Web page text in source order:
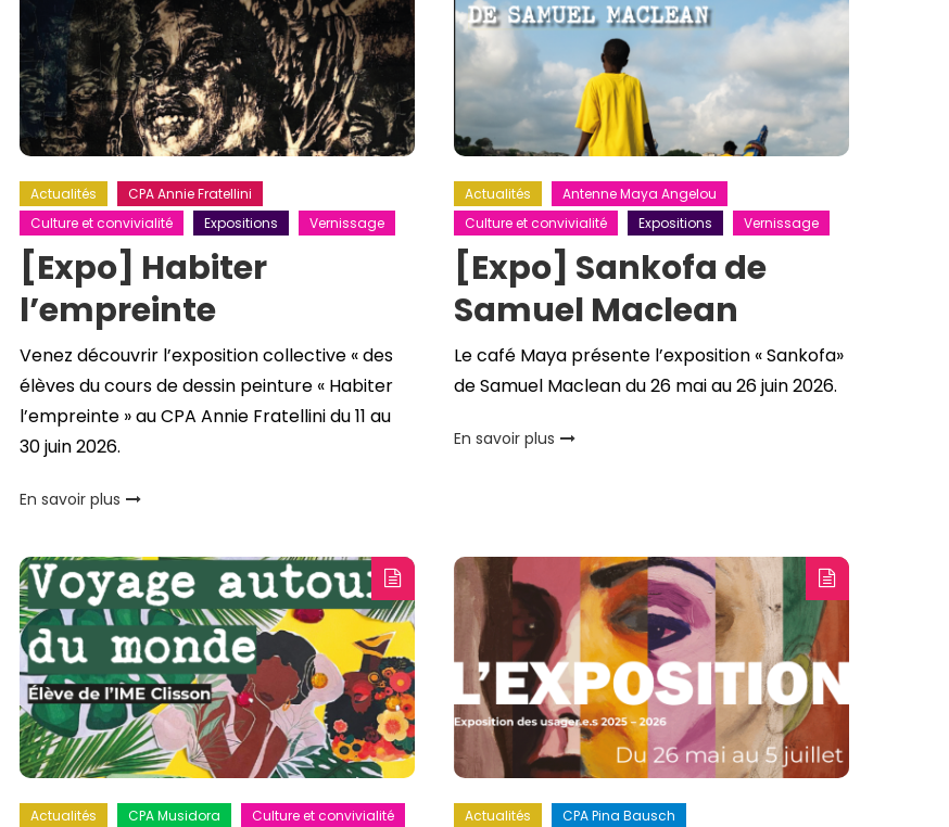
Actualités
CPA Annie Fratellini
Culture et convivialité
Expositions Vernissage
[Expo] Habiter
l’empreinte
Venez découvrir l’exposition collective « des
élèves du cours de dessin peinture « Habiter
l’empreinte » au CPA Annie Fratellini du 11 au
30 juin 2026.
En savoir plus
Actualités
Antenne Maya Angelou
Culture et convivialité
Expositions Vernissage
[Expo] Sankofa de
Samuel Maclean
Le café Maya présente l’exposition « Sankofa»
de Samuel Maclean du 26 mai au 26 juin 2026.
En savoir plus
Actualités CPA Musidora
Culture et convivialité
Actualités
CPA Pina Bausch